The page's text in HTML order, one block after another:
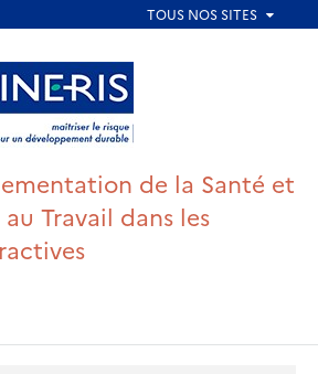
Aller au menu
de la Santé et
Travail dans les